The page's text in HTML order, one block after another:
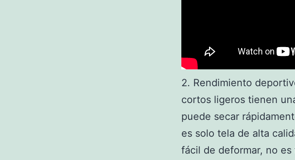
2. Rendimiento
cortos ligeros tienen
puede secar
es solo tela de alta
fácil de deformar, no